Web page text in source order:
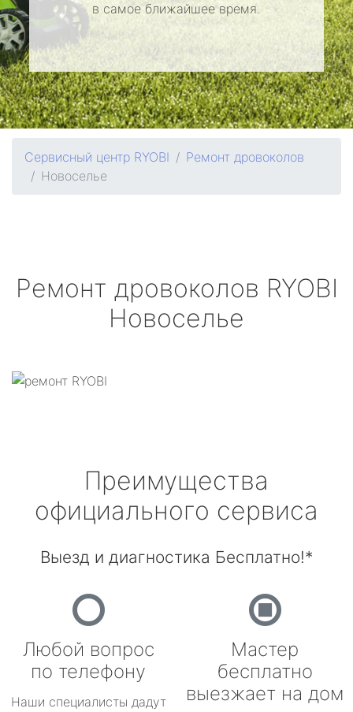
в самое ближайшее время.
Сервисный центр RYOBI
Ремонт дровоколов
Новоселье
Ремонт дровоколов RYOBI
Новоселье
Преимущества
официального сервиса
Выезд и диагностика Бесплатно!*
Любой вопрос
по телефону
Наши специалисты дадут
Мастер
бесплатно
выезжает на дом